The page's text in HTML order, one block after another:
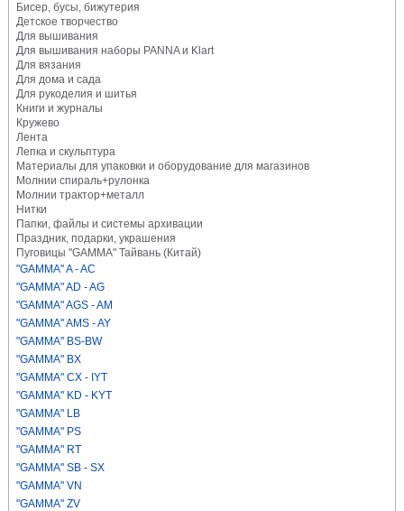
Бисер, бусы, бижутерия
Детское творчество
Для вышивания
Для вышивания наборы PANNA и Klart
Для вязания
Для дома и сада
Для рукоделия и шитья
Книги и журналы
Кружево
Лента
Лепка и скульптура
Материалы для упаковки и оборудование для магазинов
Молнии спираль+рулонка
Молнии трактор+металл
Нитки
Папки, файлы и системы архивации
Праздник, подарки, украшения
Пуговицы "GAMMA" Тайвань (Китай)
"GAMMA" A - AC
"GAMMA" AD - AG
"GAMMA" AGS - AM
"GAMMA" AMS - AY
"GAMMA" BS-BW
"GAMMA" BX
"GAMMA" CX - IYT
"GAMMA" KD - KYT
"GAMMA" LB
"GAMMA" PS
"GAMMA" RT
"GAMMA" SB - SX
"GAMMA" VN
"GAMMA" ZV